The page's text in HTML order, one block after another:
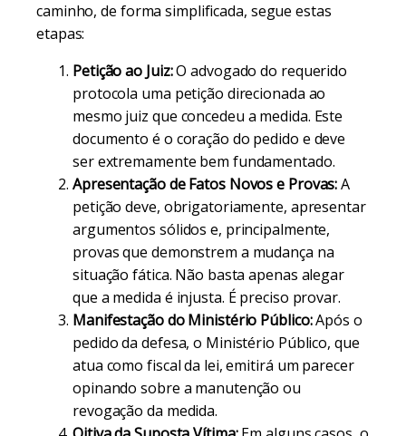
caminho, de forma simplificada, segue estas
etapas:
Petição ao Juiz:O advogado do requerido
protocola uma petição direcionada ao
mesmo juiz que concedeu a medida. Este
documento é o coração do pedido e deve
ser extremamente bem fundamentado.
Apresentação de Fatos Novos e Provas:A
petição deve, obrigatoriamente, apresentar
argumentos sólidos e, principalmente,
provas que demonstrem a mudança na
situação fática. Não basta apenas alegar
que a medida é injusta. É preciso provar.
Manifestação do Ministério Público:Após o
pedido da defesa, o Ministério Público, que
atua como fiscal da lei, emitirá um parecer
opinando sobre a manutenção ou
revogação da medida.